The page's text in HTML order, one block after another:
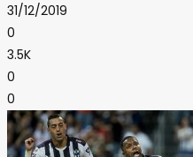
31/12/2019
0
3.5K
0
0